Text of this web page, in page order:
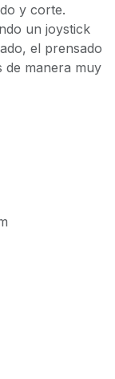
y corte.
un joystick
el prensado
de manera muy